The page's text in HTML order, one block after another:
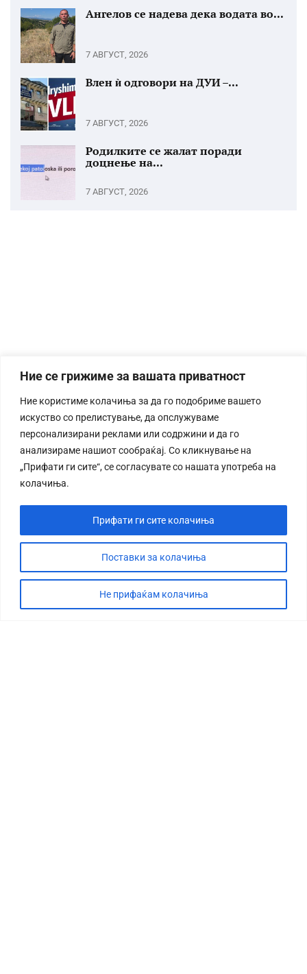
Ние се грижиме за вашата приватност
Ние користиме колачиња за да го подобриме вашето
искуство со прелистување, да опслужуваме
персонализирани реклами или содржини и да го
анализираме нашиот сообраќај. Со кликнување на
„Прифати ги сите“, се согласувате со нашата употреба на
колачиња.
Поставки за колачиња
Не прифаќам колачиња
Прифати ги сите колачиња
Ангелов се надева дека водата во...
7 АВГУСТ, 2026
Влен ѝ одговори на ДУИ –...
7 АВГУСТ, 2026
Родилките се жалат поради
доцнење на...
7 АВГУСТ, 2026